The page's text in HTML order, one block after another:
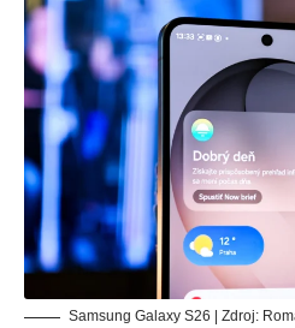
Samsung Galaxy S26 | Zdroj: